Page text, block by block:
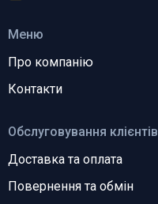
Обслуговування клієнтів
Доставка та оплата
Повернення та обмін
Меню
Про компанію
Контакти